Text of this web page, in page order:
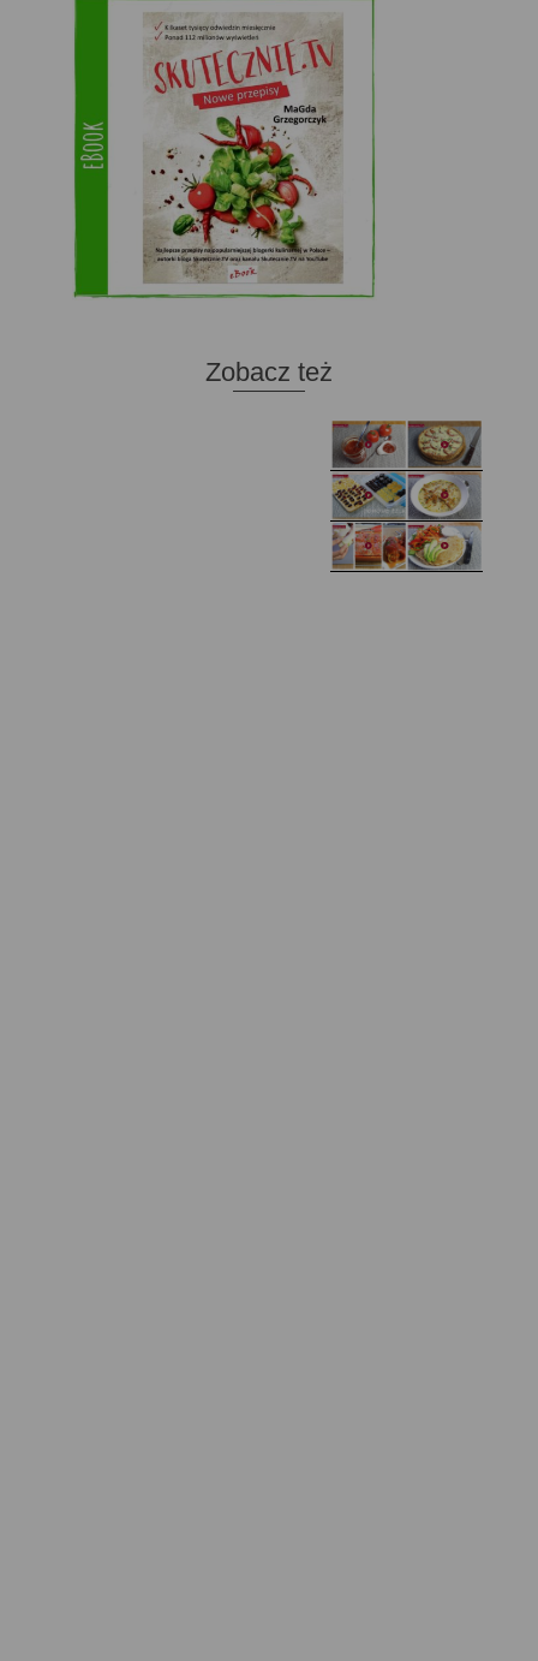
Zobacz też
Domowy ketchup (bez
cukru)
Tarta francuska z
cebulą i pomidorem
Domowe żelki
Zupa kurkowa z
selerem i pietruszką